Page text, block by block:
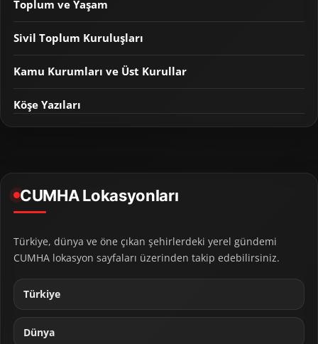
Toplum ve Yaşam
Sivil Toplum Kuruluşları
Kamu Kurumları ve Üst Kurullar
Köşe Yazıları
CUMHA Lokasyonları
Türkiye, dünya ve öne çıkan şehirlerdeki yerel gündemi
CUMHA lokasyon sayfaları üzerinden takip edebilirsiniz.
Türkiye
Dünya